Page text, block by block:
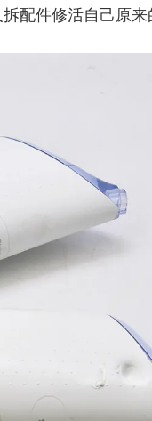
配件修活自己原